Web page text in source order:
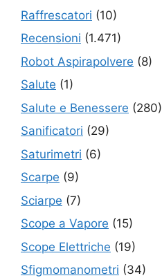
Raffrescatori (10)
Recensioni (1.471)
Robot Aspirapolvere (8)
Salute (1)
Salute e Benessere (280)
Sanificatori (29)
Saturimetri (6)
Scarpe (9)
Sciarpe (7)
Scope a Vapore (15)
Scope Elettriche (19)
Sfigmomanometri (34)